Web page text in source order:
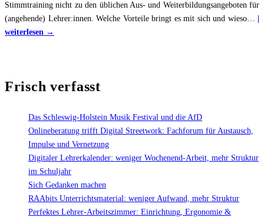
Stimmtraining nicht zu den üblichen Aus- und Weiterbildungsangeboten für
(angehende) Lehrer:innen. Welche Vorteile bringt es mit sich und wieso…
weiterlesen →
Frisch verfasst
Das Schleswig-Holstein Musik Festival und die AfD
Onlineberatung trifft Digital Streetwork: Fachforum für Austausch,
Impulse und Vernetzung
Digitaler Lehrerkalender: weniger Wochenend-Arbeit, mehr Struktur
im Schuljahr
Sich Gedanken machen
RAAbits Unterrichtsmaterial: weniger Aufwand, mehr Struktur
Perfektes Lehrer-Arbeitszimmer: Einrichtung, Ergonomie &